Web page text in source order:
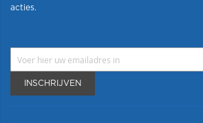
acties.
INSCHRIJVEN